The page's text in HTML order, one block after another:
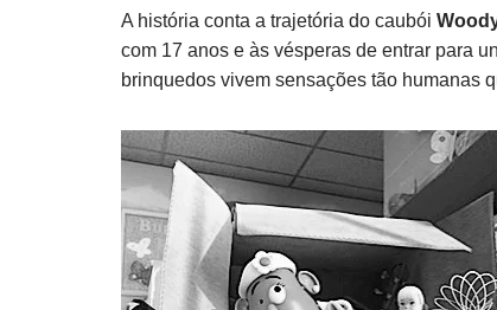
A história conta a trajetória do cau­bói
com 17 anos e às vésperas de entrar para
brinquedos vivem sensações tão humanas